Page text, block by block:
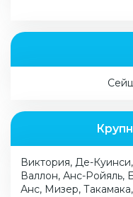
Виктория, Де-
Валлон, Анс-Ройяль,
Анс, Мизер,